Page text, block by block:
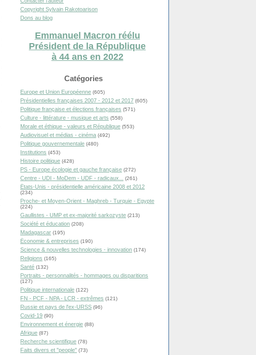
Copyright Sylvain Rakotoarison
Dons au blog
Emmanuel Macron réélu
Président de la République
à 44 ans en 2022
Catégories
Europe et Union Européenne (605)
Présidentielles françaises 2007 - 2012 et 2017 (605)
Politique française et élections françaises (571)
Culture - littérature - musique et arts (558)
Morale et éthique - valeurs et République (553)
Audiovisuel et médias - cinéma (492)
Politique gouvernementale (480)
Institutions (453)
Histoire politique (428)
PS - Europe écologie et gauche française (272)
Centre - UDI - MoDem - UDF - radicaux... (261)
États-Unis - présidentielle américaine 2008 et 2012
(234)
Proche- et Moyen-Orient - Maghreb - Turquie - Egypte
(224)
Gaullistes - UMP et ex-majorité sarkozyste (213)
Société et éducation (208)
Madagascar (195)
Économie & entreprises (190)
Science & nouvelles technologies - innovation (174)
Religions (165)
Santé (132)
Portraits - personnalités - hommages ou disparitions
(127)
Politique internationale (122)
FN - PCF - NPA - LCR - extrêmes (121)
Russie et pays de l'ex-URSS (96)
Covid-19 (90)
Environnement et énergie (88)
Afrique (87)
Recherche scientifique (78)
Faits divers et "people" (73)